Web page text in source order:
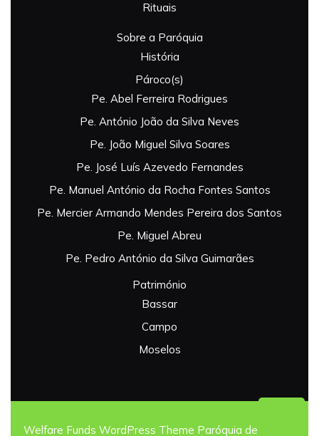
Rituais
Sobre a Paróquia
História
Pároco(s)
Pe. Abel Ferreira Rodrigues
Pe. António João da Silva Neves
Pe. João Miguel Silva Soares
Pe. José Luís Azevedo Fernandes
Pe. Manuel António da Rocha Fontes Santos
Pe. Mercier Armando Mendes Pereira dos Santos
Pe. Miguel Abreu
Pe. Pedro António da Silva Guimarães
Património
Bassar
Campo
Moselos
Welfare Funds WordPress Theme Paróquia de Campo